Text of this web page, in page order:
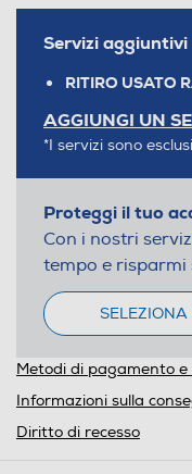
Servizi aggiuntivi
RITIRO USATO
AGGIUNGI UN
*I servizi sono
Proteggi il tuo
Con i nostri
tempo e
Metodi di pagamento
Informazioni sulla
Diritto di recesso